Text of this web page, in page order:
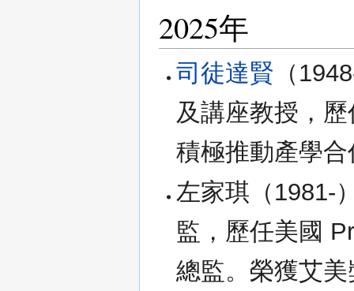
2025年
司徒達賢 （
及講座教授，
積極推動產學
左家琪（1981-
監，歷任美國
總監。榮獲艾